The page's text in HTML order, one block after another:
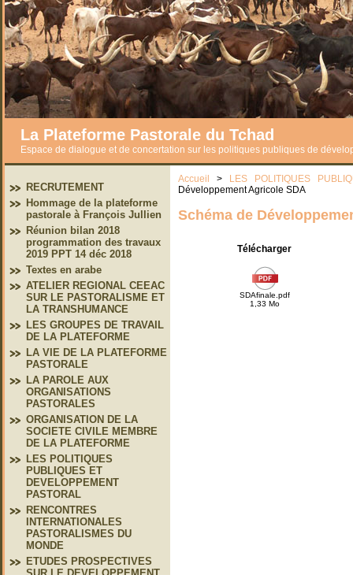
La Plateforme Pastorale du Tchad
Espace de dialogue et de concertation sur les politiques publiques de
RECRUTEMENT
Hommage de la plateforme
pastorale à François Jullien
Réunion bilan 2018
programmation des travaux
2019 PPT 14 déc 2018
Textes en arabe
ATELIER REGIONAL CEEAC
SUR LE PASTORALISME ET
LA TRANSHUMANCE
LES GROUPES DE TRAVAIL
DE LA PLATEFORME
LA VIE DE LA PLATEFORME
PASTORALE
LA PAROLE AUX
ORGANISATIONS
PASTORALES
ORGANISATION DE LA
SOCIETE CIVILE MEMBRE
DE LA PLATEFORME
LES POLITIQUES
PUBLIQUES ET
DEVELOPPEMENT
PASTORAL
RENCONTRES
INTERNATIONALES
PASTORALISMES DU
MONDE
ETUDES PROSPECTIVES
Accueil >
LES POLITIQUES
Développement Agricole SDA
Schéma de
Télécharger
SDAfinale.pdf
1,33 Mo